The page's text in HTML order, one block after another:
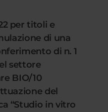
per titoli e
di una
di n. 1
settore
BIO/10
del
“Studio in vitro